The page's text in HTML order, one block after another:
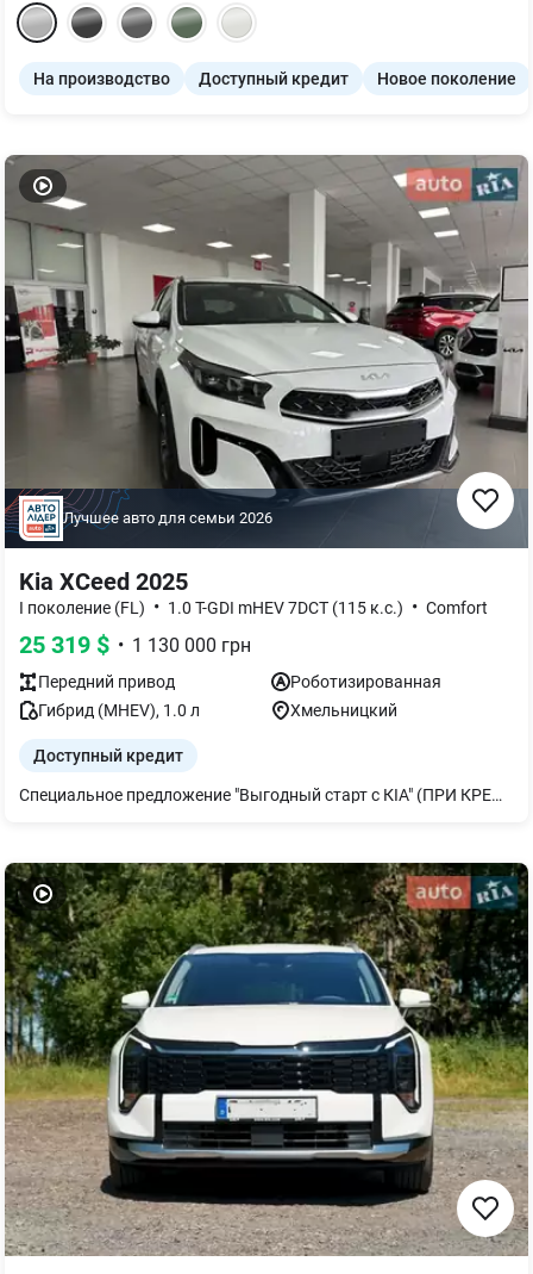
На производство Доступный кредит Новое поколение
Лучшее авто для семьи 2026
Kia XCeed 2025
I поколение (FL) • 1.0 T-GDI mHEV 7DCT (115 к.с.) • Comfort
25 319 $ • 1 130 000 грн
Передний привод
Роботизированная
Гибрид (MHEV), 1.0 л Хмельницкий
Доступный кредит
Специальное предложение "Выгодный старт с КІА" (ПРИ КРЕДИТОВАНИИ СКИДКА - 60000грн) !